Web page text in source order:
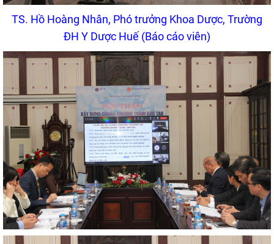
TS. Hồ Hoàng Nhân, Phó trưởng Khoa Dược, Trường
ĐH Y Dược Huế (Báo cáo viên)